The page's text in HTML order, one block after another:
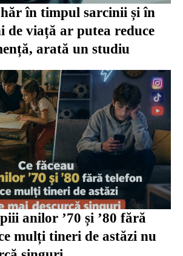
în timpul sarcinii și în
de viață ar putea reduce
arată un studiu
anilor ’70 și ’80 fără
mulți tineri de astăzi nu